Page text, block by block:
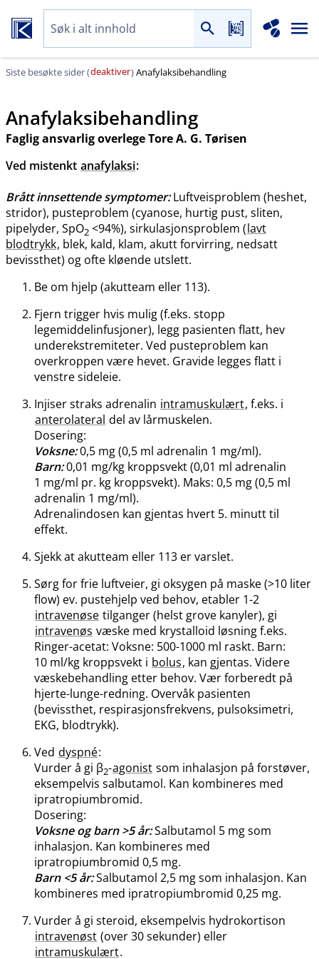
Siste besøkte sider (deaktiver)Anafylaksibehandling
Anafylaksibehandling
Faglig ansvarlig overlege Tore A. G. Tørisen
Ved mistenkt anafylaksi:
Brått innsettende symptomer:Luftveisproblem (heshet,
stridor), pusteproblem (cyanose, hurtig pust, sliten,
pipelyder, SpO2 <94%), sirkulasjonsproblem (lavt
blodtrykk, blek, kald, klam, akutt forvirring, nedsatt
bevissthet) og ofte kløende utslett.
Be om hjelp (akutteam eller 113).
Fjern trigger hvis mulig (f.eks. stopp
legemiddelinfusjoner), legg pasienten flatt, hev
underekstremiteter. Ved pusteproblem kan
overkroppen være hevet. Gravide legges flatt i
venstre sideleie.
Injiser straks adrenalin intramuskulært, f.eks. i
anterolateral del av lårmuskelen.
Dosering:
Voksne:0,5 mg (0,5 ml adrenalin 1 mg​/​ml).
Barn:0,01 mg/kg kroppsvekt (0,01 ml adrenalin
1 mg/ml pr. kg kroppsvekt). Maks: 0,5 mg (0,5 ml
adrenalin 1 mg​/​ml).
Adrenalindosen kan gjentas hvert 5. minutt til
effekt.
Sjekk at akutteam eller 113 er varslet.
Sørg for frie luftveier, gi oksygen på maske (>10 liter
flow) ev. pustehjelp ved behov, etabler 1-2
intravenøse tilganger (helst grove kanyler), gi
intravenøs væske med krystalloid løsning f.eks.
Ringer-acetat: Voksne: 500-1000 ml raskt. Barn:
10 ml/kg kroppsvekt i bolus, kan gjentas. Videre
væskebehandling etter behov. Vær forberedt på
hjerte-lunge-redning. Overvåk pasienten
(bevissthet, respirasjonsfrekvens, pulsoksimetri,
EKG, blodtrykk).
Ved dyspné:
Vurder å gi β2-agonist som inhalasjon på forstøver,
eksempelvis salbutamol. Kan kombineres med
ipratropiumbromid.
Dosering:
Voksne og barn >5 år:Salbutamol 5 mg som
inhalasjon. Kan kombineres med
ipratropiumbromid 0,5 mg.
Barn <5 år:Salbutamol 2,5 mg som inhalasjon. Kan
kombineres med ipratropiumbromid 0,25 mg.
Vurder å gi steroid, eksempelvis hydrokortison
intravenøst (over 30 sekunder) eller
intramuskulært.